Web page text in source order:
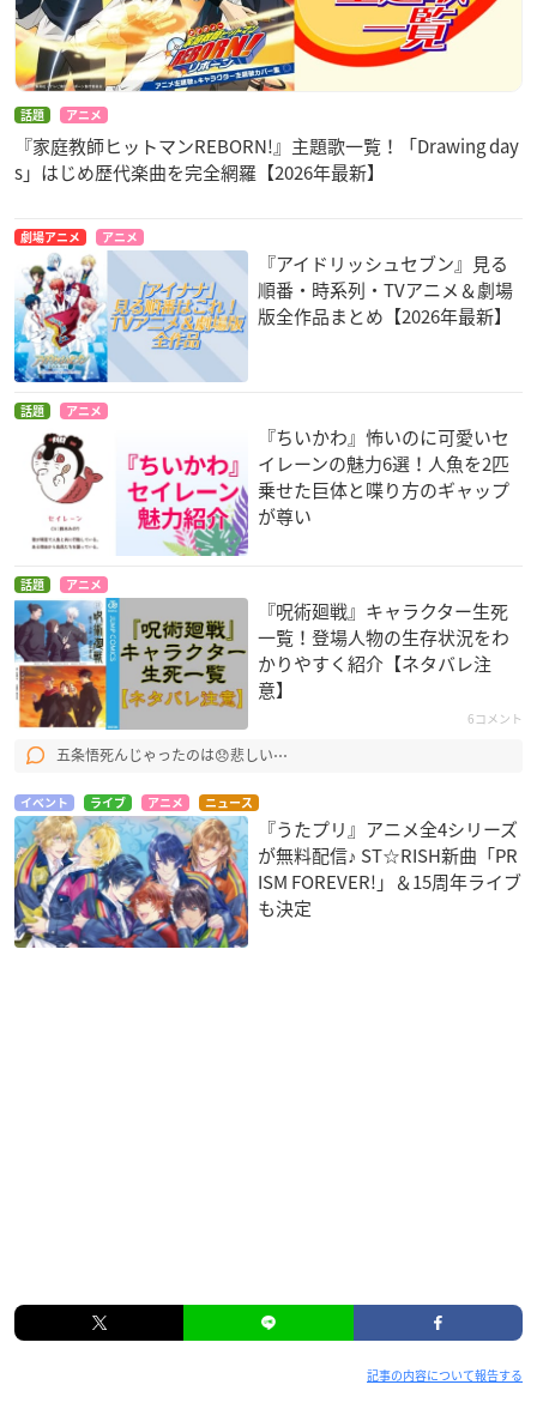
話題 アニメ
『家庭教師ヒットマンREBORN!』主題歌一覧！「Drawing day
s」はじめ歴代楽曲を完全網羅【2026年最新】
劇場アニメ アニメ
『アイドリッシュセブン』見る
順番・時系列・TVアニメ＆劇場
版全作品まとめ【2026年最新】
話題 アニメ
『ちいかわ』怖いのに可愛いセ
イレーンの魅力6選！人魚を2匹
乗せた巨体と喋り方のギャップ
が尊い
話題 アニメ
『呪術廻戦』キャラクター生死
一覧！登場人物の生存状況をわ
かりやすく紹介【ネタバレ注
意】
6コメント
五条悟死んじゃったのは😞悲しい⋯
イベント ライブ アニメ ニュース
『うたプリ』アニメ全4シリーズ
が無料配信♪ ST☆RISH新曲「PR
ISM FOREVER!」＆15周年ライブ
も決定
記事の内容について報告する